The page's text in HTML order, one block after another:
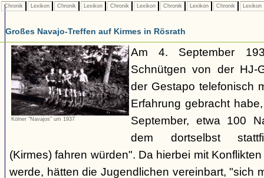
Chronik Lexikon Chronik Lexikon Chronik Lexikon Chronik Lexikon Chronik Lexikon
Großes Navajo-Treffen auf Kirmes in Rösrath
Kölner "Navajos" um 1937
Am 4. September
Schnütgen von der HJ-
der Gestapo telefonisch
Erfahrung gebracht
September, etwa 100
dem dortselbst
(Kirmes) fahren würden". Da hierbei mit
werde, hätten die Jugendlichen vereinbart, "sich